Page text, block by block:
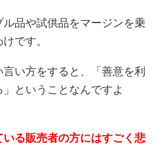
品や試供品をマージンを乗
です。
い方をすると、「善意を利
ということなんですよ
る販売者の方にはすごく悲